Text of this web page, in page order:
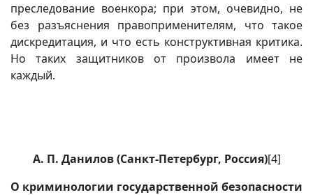
преследование военкора; при этом, очевидно, не
без разъяснения правоприменителям, что такое
дискредитация, и что есть конструктивная критика.
Но таких защитников от произвола имеет не
каждый.
А. П. Данилов (Санкт-Петербург, Россия)[4]
О криминологии государственной безопасности